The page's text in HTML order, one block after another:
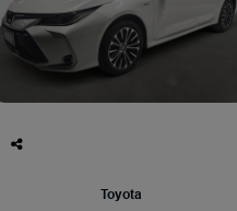
Toyota